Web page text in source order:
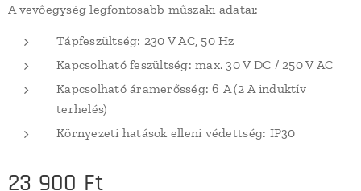
A vevőegység legfontosabb műszaki adatai:
Tápfeszültség: 230 V AC, 50 Hz
Kapcsolható feszültség: max. 30 V DC / 250 V AC
Kapcsolható áramerősség: 6 A (2 A induktív
terhelés)
Környezeti hatások elleni védettség: IP30
23 900 Ft